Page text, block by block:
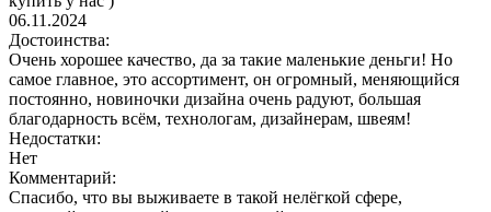
06.11.2024
Достоинства:
Очень хорошее качество, да за такие маленькие деньги! Но
самое главное, это ассортимент, он огромный, меняющийся
постоянно, новиночки дизайна очень радуют, большая
благодарность всём, технологам, дизайнерам, швеям!
Недостатки:
Нет
Комментарий:
Спасибо, что вы выживаете в такой нелёгкой сфере,